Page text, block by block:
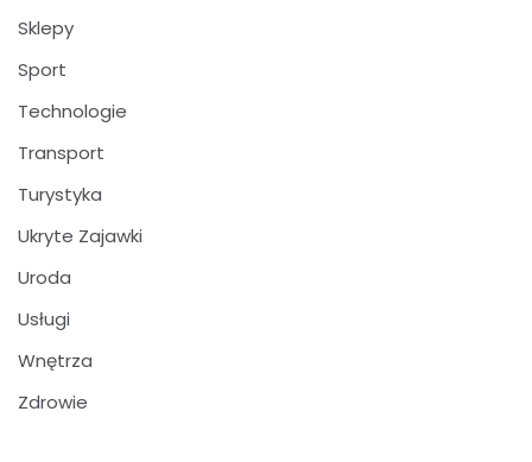
Sklepy
Sport
Technologie
Transport
Turystyka
Ukryte Zajawki
Uroda
Usługi
Wnętrza
Zdrowie